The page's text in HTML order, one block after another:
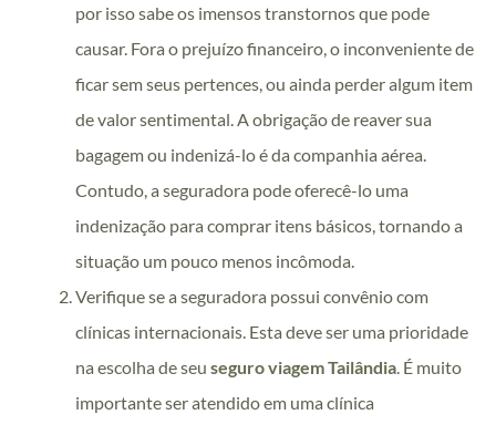
por isso sabe os imensos transtornos que pode
causar. Fora o prejuízo financeiro, o inconveniente de
ficar sem seus pertences, ou ainda perder algum item
de valor sentimental. A obrigação de reaver sua
bagagem ou indenizá-lo é da companhia aérea.
Contudo, a seguradora pode oferecê-lo uma
indenização para comprar itens básicos, tornando a
situação um pouco menos incômoda.
Verifique se a seguradora possui convênio com
clínicas internacionais. Esta deve ser uma prioridade
na escolha de seu seguro viagem Tailândia . É muito
importante ser atendido em uma clínica